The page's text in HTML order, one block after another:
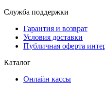
Служба поддержки
Гарантия и возврат
Условия доставки
Публичная оферта
Каталог
Онлайн кассы